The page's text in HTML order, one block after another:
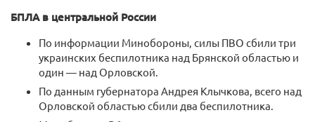
БПЛА в центральной России
По информации Минобороны, силы ПВО сбили три
украинских беспилотника над Брянской областью и
один — над Орловской.
По данным губернатора Андрея Клычкова, всего над
Орловской областью сбили два беспилотника.